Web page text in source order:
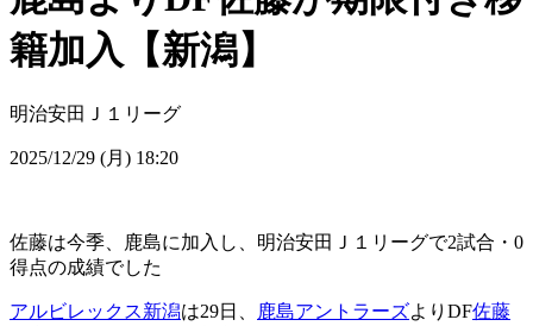
籍加入【新潟】
明治安田Ｊ１リーグ
2025/12/29 (月) 18:20
佐藤は今季、鹿島に加入し、明治安田Ｊ１リーグで2試合・0
得点の成績でした
アルビレックス新潟は29日、 鹿島アントラーズよりDF佐藤